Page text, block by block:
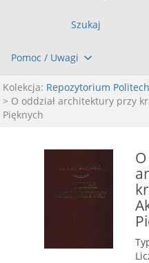
Szukaj
Pomoc / Uwagi
Kolekcja: Repozytorium
> O oddział architektury przy
Pięknych